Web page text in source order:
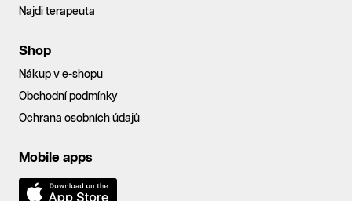
Najdi terapeuta
Shop
Nákup v e-shopu
Obchodní podmínky
Ochrana osobních údajů
Mobile apps